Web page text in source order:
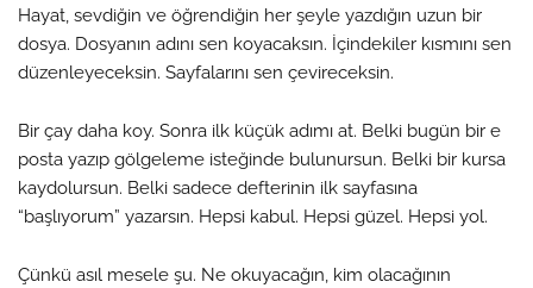
Hayat, sevdiğin ve öğrendiğin her şeyle yazdığın uzun bir
dosya. Dosyanın adını sen koyacaksın. İçindekiler kısmını sen
düzenleyeceksin. Sayfalarını sen çevireceksin.
Bir çay daha koy. Sonra ilk küçük adımı at. Belki bugün bir e
posta yazıp gölgeleme isteğinde bulunursun. Belki bir kursa
kaydolursun. Belki sadece defterinin ilk sayfasına
“başlıyorum” yazarsın. Hepsi kabul. Hepsi güzel. Hepsi yol.
Çünkü asıl mesele şu. Ne okuyacağın, kim olacağının